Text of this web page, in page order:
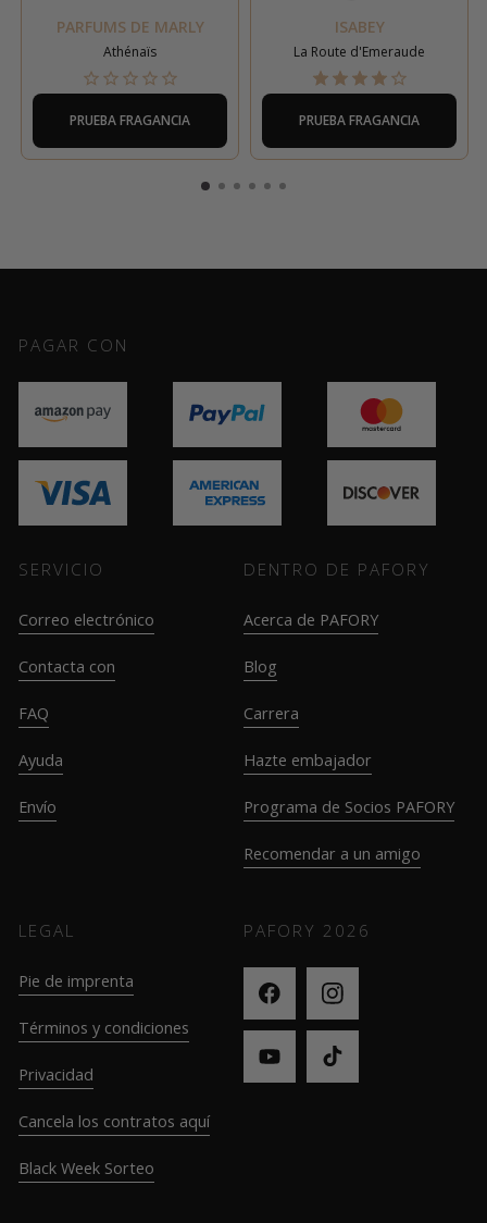
PARFUMS DE MARLY
Athénaïs
PRUEBA FRAGANCIA
ISABEY
La Route d'Emeraude
PRUEBA FRAGANCIA
PAGAR CON
SERVICIO
Correo electrónico
Contacta con
FAQ
Ayuda
Envío
DENTRO DE PAFORY
Acerca de PAFORY
Blog
Carrera
Hazte embajador
Programa de Socios PAFORY
Recomendar a un amigo
LEGAL
Pie de imprenta
Términos y condiciones
Privacidad
Cancela los contratos aquí
Black Week Sorteo
PAFORY 2026